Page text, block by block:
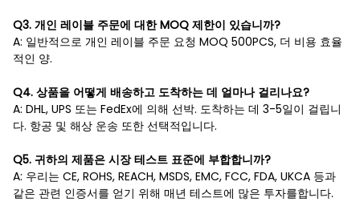
Q3. 개인 레이블 주문에 대한 MOQ 제한이 있습니까?
A: 일반적으로 개인 레이블 주문 요청 MOQ 500PCS, 더 비용 효율
적인 양.
Q4. 상품을 어떻게 배송하고 도착하는 데 얼마나 걸리나요?
A: DHL, UPS 또는 FedEx에 의해 선박. 도착하는 데 3-5일이 걸립니
다. 항공 및 해상 운송 또한 선택적입니다.
Q5. 귀하의 제품은 시장 테스트 표준에 부합합니까?
A: 우리는 CE, ROHS, REACH, MSDS, EMC, FCC, FDA, UKCA 등과
같은 관련 인증서를 얻기 위해 매년 테스트에 많은 투자를합니다.